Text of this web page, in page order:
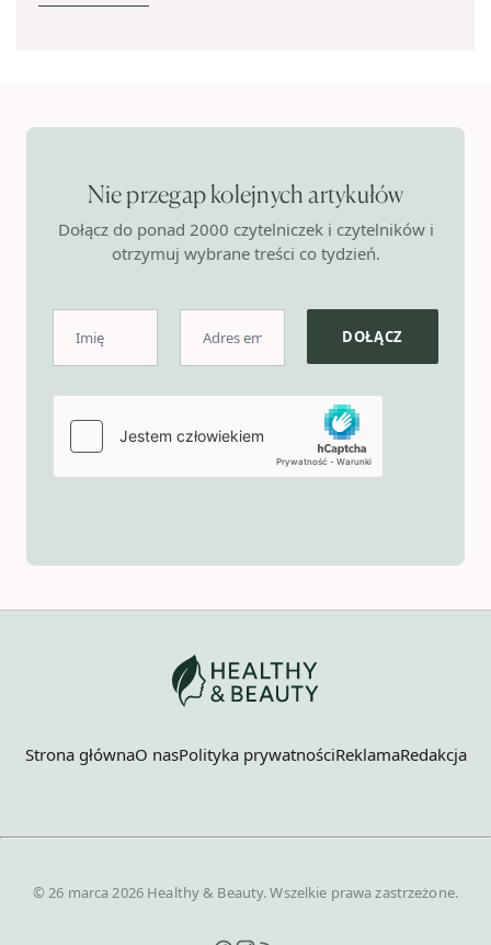
Nie przegap kolejnych artykułów
Dołącz do ponad 2000 czytelniczek i czytelników i
otrzymuj wybrane treści co tydzień.
Strona głównaO nasPolityka prywatnościReklamaRedakcja
© 26 marca 2026 Healthy & Beauty. Wszelkie prawa zastrzeżone.